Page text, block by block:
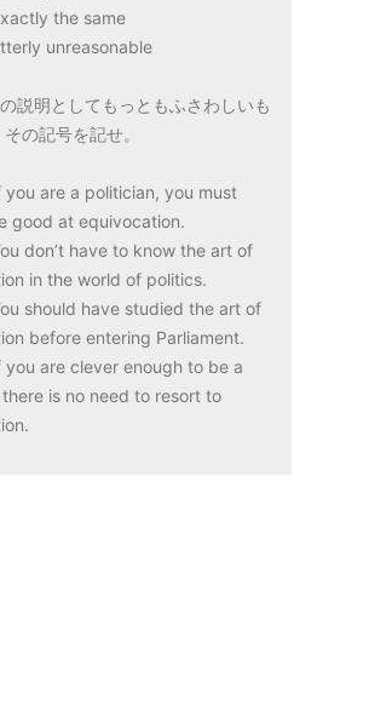
the same
unreasonable
明としてもっともふさわしいも
の記号を記せ。
you are a politician, you must
good at equivocation.
don’t have to know the art of
in the world of politics.
should have studied the art of
before entering Parliament.
you are clever enough to be a
is no need to resort to